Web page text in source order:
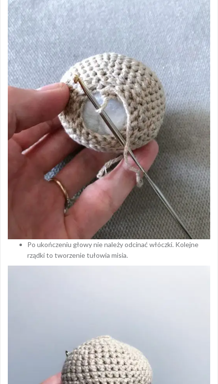
Po ukończeniu głowy nie należy odcinać włóczki. Kolejne
rządki to tworzenie tułowia misia.